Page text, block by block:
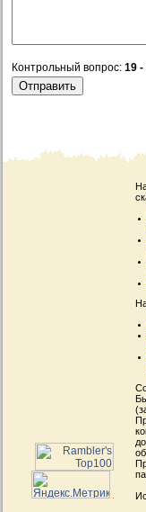
Контрольный вопрос: 19 -